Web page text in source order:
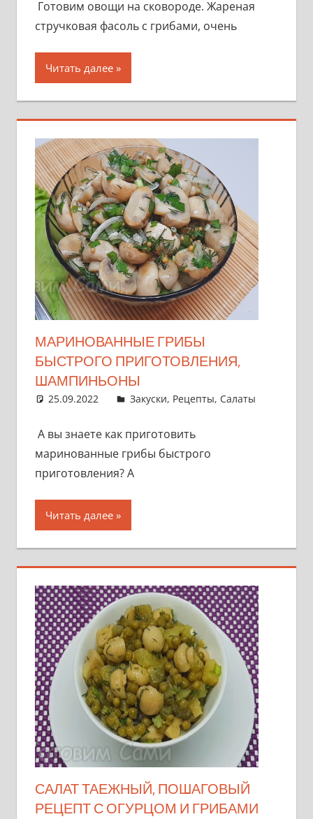
Готовим овощи на сковороде. Жареная
стручковая фасоль с грибами, очень
Читать далее
МАРИНОВАННЫЕ ГРИБЫ
БЫСТРОГО ПРИГОТОВЛЕНИЯ,
ШАМПИНЬОНЫ
25.09.2022 admin
Закуски, Рецепты, Салаты
А вы знаете как приготовить
маринованные грибы быстрого
приготовления? А
Читать далее
САЛАТ ТАЕЖНЫЙ, ПОШАГОВЫЙ
РЕЦЕПТ С ОГУРЦОМ И ГРИБАМИ